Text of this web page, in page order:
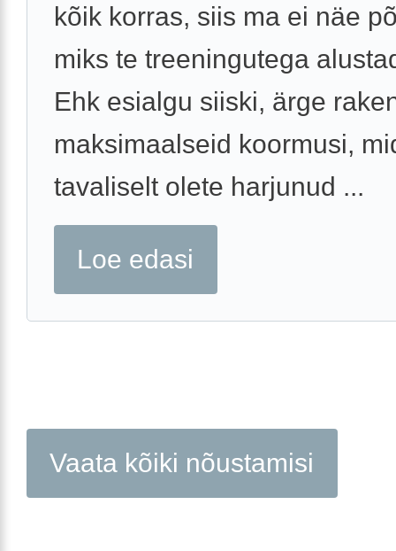
kõik korras, siis ma ei näe
miks te treeningutega
Ehk esialgu siiski, ärge
maksimaalseid koormusi,
tavaliselt olete harjunud ...
Loe edasi
Vaata kõiki nõustamisi